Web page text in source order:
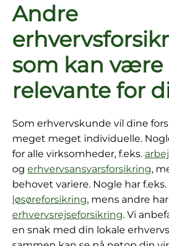
Andre
som kan være
relevante for
Som erhvervskunde vil dine
meget meget individuelle.
for alle virksomheder, f.eks.
og erhvervsansvarsforsikring,
behovet variere. Nogle har
løsøreforsikring, mens andre
erhvervsrejseforsikring. Vi
en snak med din lokale